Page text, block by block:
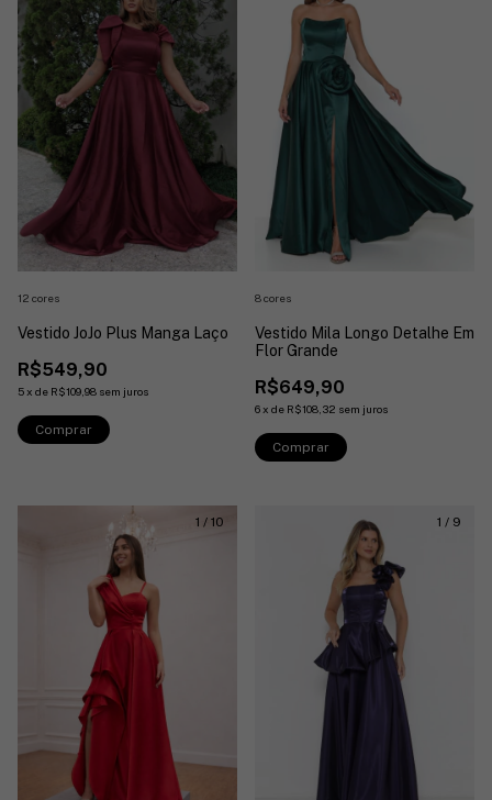
Vestido JoJo Plus Manga Laço
R$549,90
5 x de R$109,98 sem juros
12 cores
Comprar
Vestido Mila Longo Detalhe Em
Flor Grande
R$649,90
6 x de R$108,32 sem juros
8 cores
Comprar
1 / 10 1 / 9